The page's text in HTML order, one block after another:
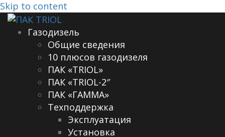
Skip to content
Газодизель
Общие сведения
10 плюсов газодизеля
ПАК «TRIOL»
ПАК «TRIOL-2″
ПАК «ГАММА»
Техподдержка
Эксплуатация
Установка